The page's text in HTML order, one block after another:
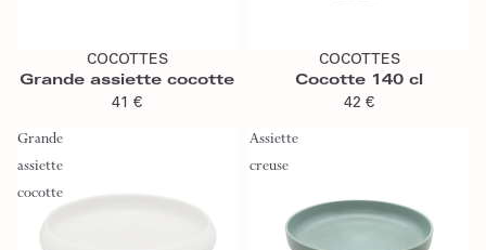
COCOTTES
Grande assiette cocotte
41 €
COCOTTES
Cocotte 140 cl
42 €
Grande
assiette
cocotte
Assiette
creuse